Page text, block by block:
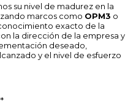
su nivel de madurez en la
marcos como OPM3 o
exacto de la
la dirección de la empresa y
deseado,
y el nivel de esfuerzo